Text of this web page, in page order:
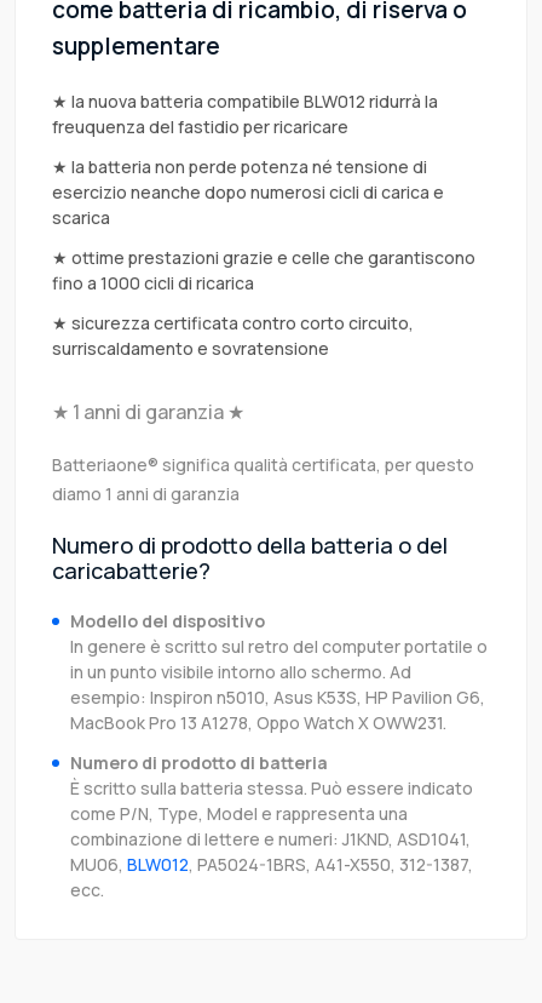
come batteria di ricambio, di riserva o
supplementare
★ la nuova batteria compatibile BLW012 ridurrà la
freuquenza del fastidio per ricaricare
★ la batteria non perde potenza né tensione di
esercizio neanche dopo numerosi cicli di carica e
scarica
★ ottime prestazioni grazie e celle che garantiscono
fino a 1000 cicli di ricarica
★ sicurezza certificata contro corto circuito,
surriscaldamento e sovratensione
★ 1 anni di garanzia ★
Batteriaone® significa qualità certificata, per questo
diamo 1 anni di garanzia
Numero di prodotto della batteria o del
caricabatterie?
Modello del dispositivo
In genere è scritto sul retro del computer portatile o
in un punto visibile intorno allo schermo. Ad
esempio: Inspiron n5010, Asus K53S, HP Pavilion G6,
MacBook Pro 13 A1278, Oppo Watch X OWW231.
Numero di prodotto di batteria
È scritto sulla batteria stessa. Può essere indicato
come P/N, Type, Model e rappresenta una
combinazione di lettere e numeri: J1KND, ASD1041,
MU06, BLW012, PA5024-1BRS, A41-X550, 312-1387,
ecc.